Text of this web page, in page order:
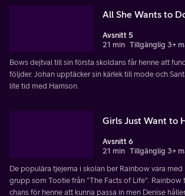
All She Wants to
Avsnitt 5
21 min Tillgänglig 3+
Bows dejtval till sin första skoldans får henne att
följder. Johan upptäcker sin kärlek till mode och
lite tid med Harrison.
Girls Just Want to
Avsnitt 6
21 min Tillgänglig 3+
De populära tjejerna i skolan ber Rainbow vara
grupp som Tootie från "The Facts of Life". Rainbow
chans för henne att kunna passa in men Denise